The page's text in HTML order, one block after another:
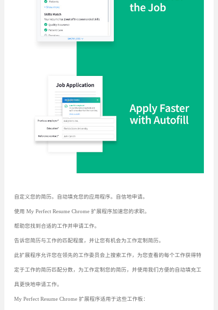
自定义您的简历。自动填充您的应用程序。自信地申请。
使用 My Perfect Resume Chrome 扩展程序加速您的求职。
帮助您找到合适的工作并申请工作。
告诉您简历与工作的匹配程度，并让您有机会为工作定制简历。
此扩展程序允许您在领先的工作委员会上搜索工作，为您查看的每个工作获得特
定于工作的简历匹配分数，为工作定制您的简历，并使用我们方便的自动填充工
具更快地申请工作。
My Perfect Resume Chrome 扩展程序适用于这些工作板：